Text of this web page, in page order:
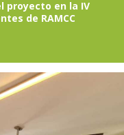
proyecto en la IV
de RAMCC